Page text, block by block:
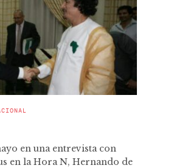
en una entrevista con
en la Hora N, Hernando de